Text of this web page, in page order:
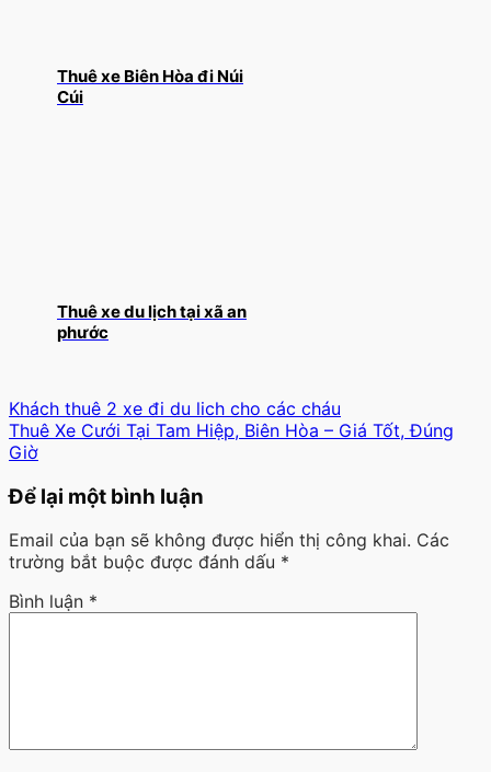
Thuê xe Biên Hòa đi Núi
Cúi
Thuê xe du lịch tại xã an
phước
Khách thuê 2 xe đi du lich cho các cháu
Thuê Xe Cưới Tại Tam Hiệp, Biên Hòa – Giá Tốt, Đúng
Giờ
Để lại một bình luận
Email của bạn sẽ không được hiển thị công khai. Các
trường bắt buộc được đánh dấu *
Bình luận *